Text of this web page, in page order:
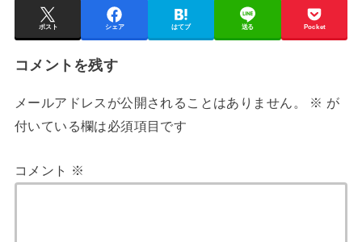
ポスト シェア はてブ 送る Pocket
コメントを残す
メールアドレスが公開されることはありません。 ※ が
付いている欄は必須項目です
コメント ※